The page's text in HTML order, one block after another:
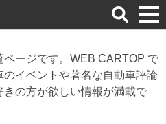
検
索
ージです。WEB CARTOP で
イベントや著名な自動車評論
の方が欲しい情報が満載で